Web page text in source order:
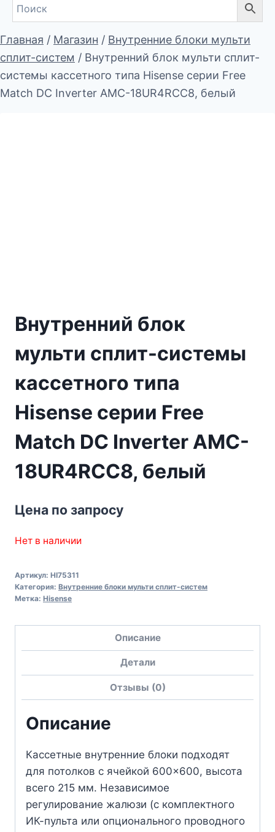
Главная / Магазин / Внутренние блоки мульти
сплит-систем / Внутренний блок мульти сплит-
системы кассетного типа Hisense серии Free
Match DC Inverter AMC-18UR4RCC8, белый
Внутренний блок
мульти сплит-системы
кассетного типа
Hisense серии Free
Match DC Inverter AMC-
18UR4RCC8, белый
Цена по запросу
Нет в наличии
Артикул: HI75311
Категория: Внутренние блоки мульти сплит-систем
Метка: Hisense
Описание
Детали
Отзывы (0)
Описание
Кассетные внутренние блоки подходят
для потолков с ячейкой 600×600, высота
всего 215 мм. Независимое
регулирование жалюзи (с комплектного
ИК-пульта или опционального проводного